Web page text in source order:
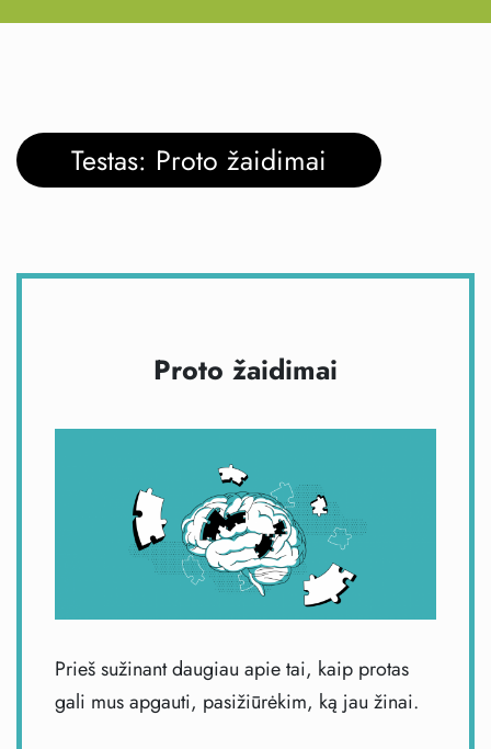
Testas: Proto žaidimai
Proto žaidimai
Prieš sužinant daugiau apie tai, kaip protas
gali mus apgauti, pasižiūrėkim, ką jau žinai.